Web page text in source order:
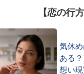
【恋の行
気休
ある
想い